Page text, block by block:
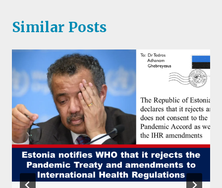
Similar Posts